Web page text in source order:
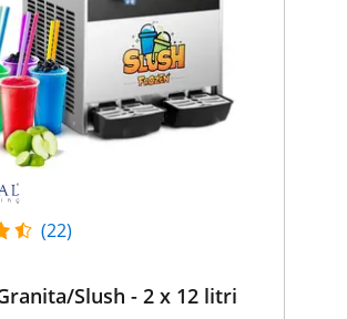
(22)
Slush - 2 x 12 litri